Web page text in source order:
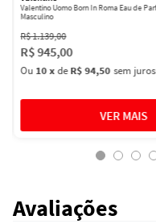
Valentino Uomo Born In Roma Eau de
Masculino
R$1.139,00
R$945,00
Ou 10xdeR$ 94,50 sem juros
Avaliações